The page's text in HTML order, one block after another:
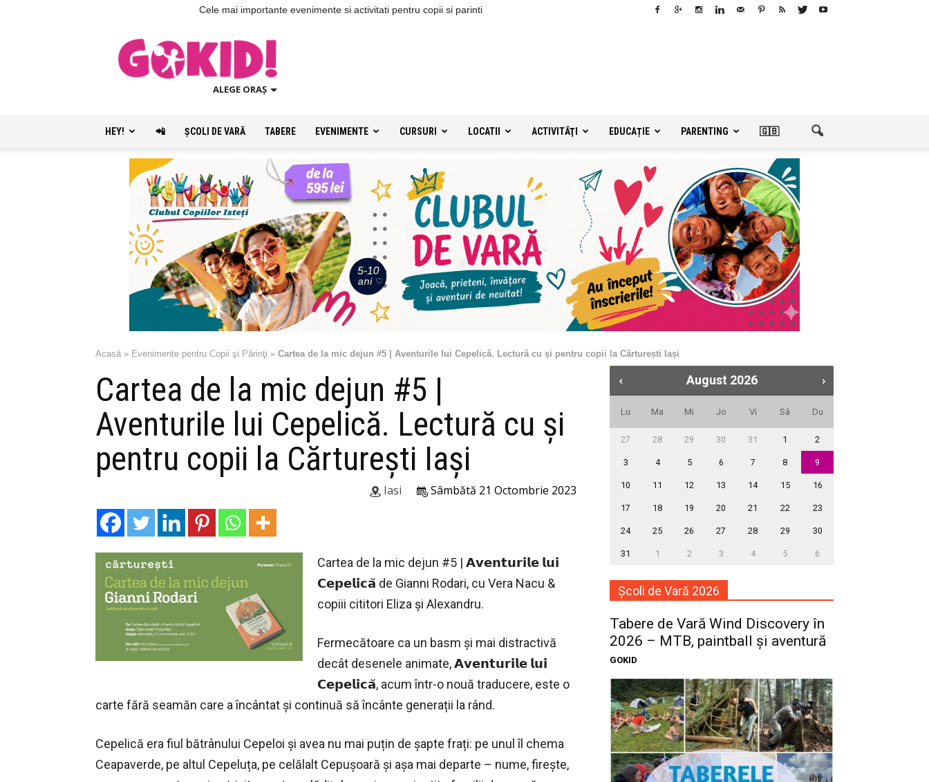
Cele mai importante evenimente si activitati pentru copii si parinti
ALEGE ORAȘ
HEY! 📲 ŞCOLI DE VARĂ TABERE EVENIMENTE CURSURI LOCATII ACTIVITĂŢI EDUCAȚIE PARENTING 🇬🇧
Acasă » Evenimente pentru Copii şi Părinţi » Cartea de la mic dejun #5 | Aventurile lui Cepelică. Lectură cu și pentru copii la Cărturești Iași
Cartea de la mic dejun #5 |
Aventurile lui Cepelică. Lectură cu și
pentru copii la Cărturești Iași
Sâmbătă 21 Octombrie 2023
Iasi
Cartea de la mic dejun #5 | 𝗔𝘃𝗲𝗻𝘁𝘂𝗿𝗶𝗹𝗲 𝗹𝘂𝗶
𝗖𝗲𝗽𝗲𝗹𝗶𝗰𝗮̆ de Gianni Rodari, cu Vera Nacu &
copiii cititori Eliza și Alexandru.
Fermecătoare ca un basm și mai distractivă
decât desenele animate, 𝗔𝘃𝗲𝗻𝘁𝘂𝗿𝗶𝗹𝗲 𝗹𝘂𝗶
𝗖𝗲𝗽𝗲𝗹𝗶𝗰𝗮̆, acum într-o nouă traducere, este o
carte fără seamăn care a încântat și continuă să încânte generații la rând.
Cepelică era fiul bătrânului Cepeloi și avea nu mai puțin de șapte frați: pe unul îl chema
Ceapaverde, pe altul Cepeluța, pe celălalt Cepușoară și așa mai departe – nume, firește,
August 2026
Lu Ma Mi Jo Vi Sâ Du
27 28 29 30 31 1 2
3 4 5 6 7 8 9
10 11 12 13 14 15 16
17 18 19 20 21 22 23
24 25 26 27 28 29 30
31 1 2 3 4 5 6
Școli de Vară 2026
Tabere de Vară Wind Discovery în
2026 – MTB, paintball și aventură
GOKID